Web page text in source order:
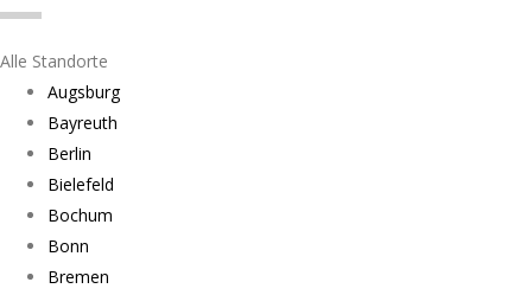
Alle Standorte
Augsburg
Bayreuth
Berlin
Bielefeld
Bochum
Bonn
Bremen